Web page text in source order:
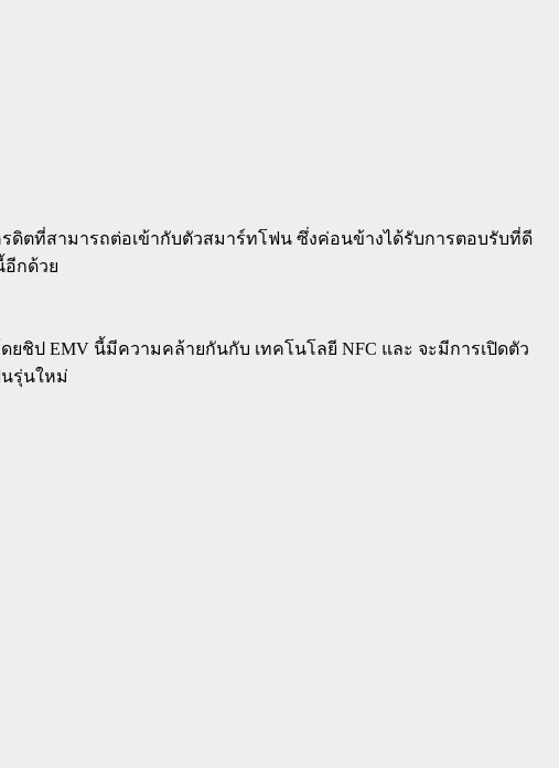
รดิตที่สามารถต่อเข้ากับตัวสมาร์ทโฟน ซึ่งค่อนข้างได้รับการตอบรับที่ดี
อีกด้วย
ยชิป EMV นี้มีความคล้ายกันกับ เทคโนโลยี NFC และ จะมีการเปิดตัว
นรุ่นใหม่